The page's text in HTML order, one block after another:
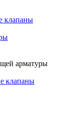
клапаны
арматуры
клапаны